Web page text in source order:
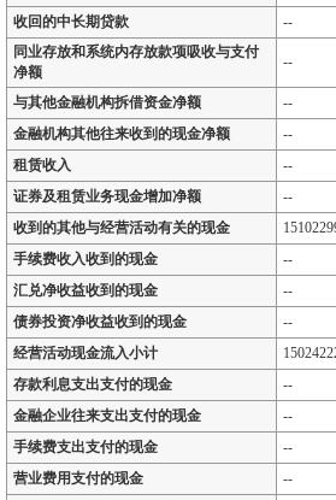
收回的中长期贷款
--
同业存放和系统内存放款项吸收与支付
净额
--
与其他金融机构拆借资金净额
--
金融机构其他往来收到的现金净额
--
租赁收入
--
证券及租赁业务现金增加净额
--
收到的其他与经营活动有关的现金
手续费收入收到的现金
--
汇兑净收益收到的现金
--
债券投资净收益收到的现金
--
经营活动现金流入小计
存款利息支出支付的现金
--
金融企业往来支出支付的现金
--
手续费支出支付的现金
--
营业费用支付的现金
--